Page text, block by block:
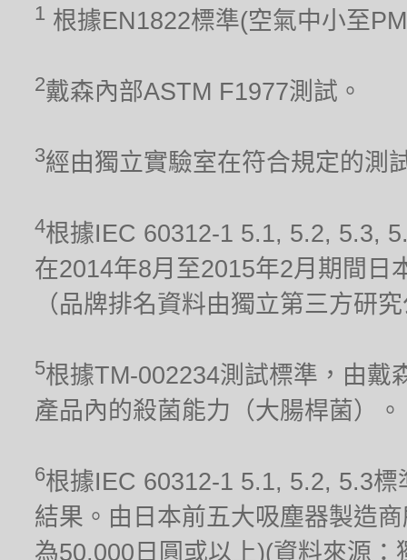
1 根據EN1822標準(空氣中小至
2戴森內部ASTM F1977測試。
3經由獨立實驗室在符合規定的測
4根據IEC 60312-1 5.1, 5.2, 5.3,
在2014年8月至2015年2月期間日
（品牌排名資料由獨立第三方研
5根據TM-002234測試標準，由戴
產品內的殺菌能力（大腸桿菌）。
6根據IEC 60312-1 5.1, 5.2, 5.3
結果。由日本前五大吸塵器製造
為50,000日圓或以上)(資料來源